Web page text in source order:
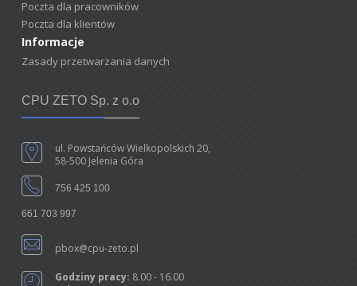
Poczta dla pracowników
Poczta dla klientów
Informacje
Zasady przetwarzania danych
CPU ZETO Sp. z o.o
ul. Powstańców Wielkopolskich 20,
58-500 Jelenia Góra
756 425 100
661 703 997
pbox@cpu-zeto.pl
Godziny pracy: 8.00 - 16.00